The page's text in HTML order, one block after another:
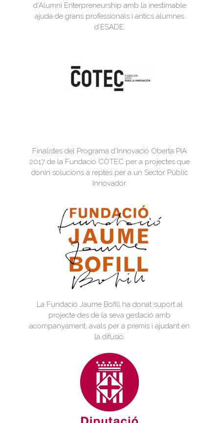
d’Alumni Enterpreneurship amb la inestimable
ajuda de grans professionals i antics alumnes
d’ESADE.
Finalistes del Programa d’Innovació Oberta PIA
2017 de la Fundació COTEC per a projectes que
donin solucions a reptes per a un Sector Públic
Innovador.
La Fundació Jaume Bofill ha donat suport al
projecte des de la seva gestació amb
acompanyament, avals per a premis i ajudant en
la difusió.